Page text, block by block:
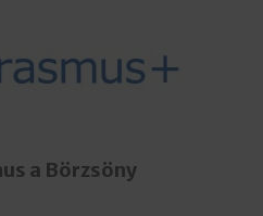
a Börzsöny